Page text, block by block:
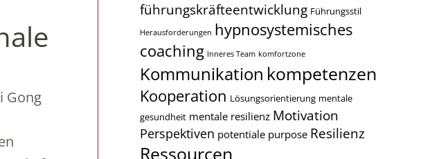
Gong
führungskräfteentwicklung Führungsstil
Herausforderungen hypnosystemisches
coaching Inneres Team komfortzone
Kommunikation kompetenzen
Kooperation Lösungsorientierung mentale
gesundheit mentale resilienz Motivation
Perspektiven potentiale purpose Resilienz
Ressourcen